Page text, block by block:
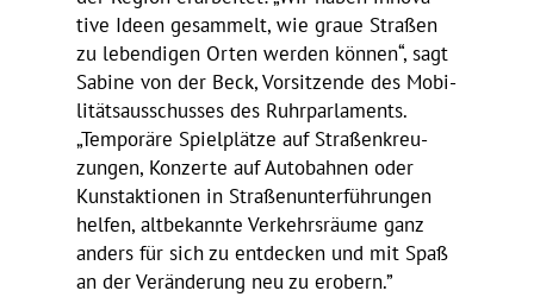
tive Ideen gesam­melt, wie graue Straßen
zu leben­digen Orten werden können“, sagt
Sabine von der Beck, Vorsit­zende des Mobi­
li­täts­aus­schusses des Ruhr­par­la­ments.
„Tempo­räre Spiel­plätze auf Stra­ßen­kreu­
zungen, Konzerte auf Auto­bahnen oder
Kunst­ak­tionen in Stra­ßen­un­ter­füh­rungen
helfen, altbe­kannte Verkehrs­räume ganz
anders für sich zu entde­cken und mit Spaß
an der Verän­de­rung neu zu erobern.”